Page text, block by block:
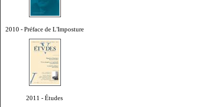
2010 - Préface de L'Imposture
2011 - Études